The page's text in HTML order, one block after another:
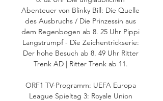
Abenteuer von Blinky Bill: Die Quelle
des Ausbruchs / Die Prinzessin aus
dem Regenbogen ab 8. 25 Uhr Pippi
Langstrumpf - Die Zeichentrickserie:
Der hohe Besuch ab 8. 49 Uhr Ritter
Trenk AD | Ritter Trenk ab 11.
ORF1 TV-Programm: UEFA Europa
League Spieltag 3: Royale Union